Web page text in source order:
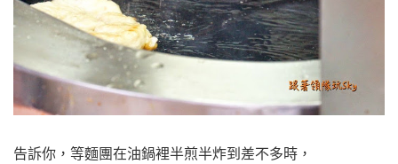
告訴你，等麵團在油鍋裡半煎半炸到差不多時，